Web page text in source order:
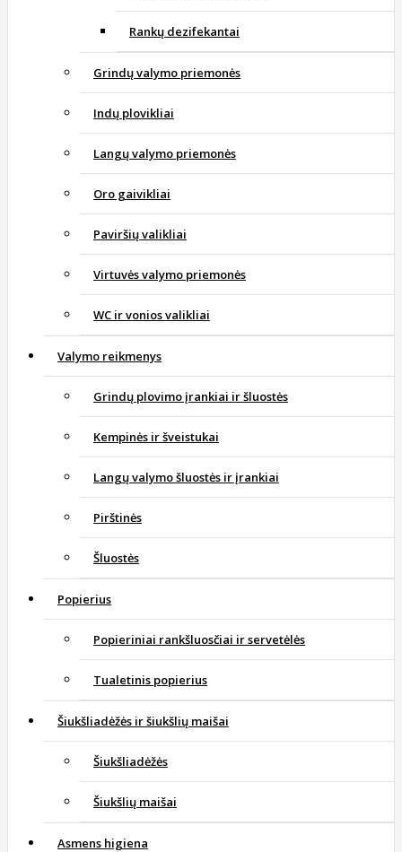
Rankų dezifekantai
Grindų valymo priemonės
Indų plovikliai
Langų valymo priemonės
Oro gaivikliai
Paviršių valikliai
Virtuvės valymo priemonės
WC ir vonios valikliai
Valymo reikmenys
Grindų plovimo įrankiai ir šluostės
Kempinės ir šveistukai
Langų valymo šluostės ir įrankiai
Pirštinės
Šluostės
Popierius
Popieriniai rankšluosčiai ir servetėlės
Tualetinis popierius
Šiukšliadėžės ir šiukšlių maišai
Šiukšliadėžės
Šiukšlių maišai
Asmens higiena